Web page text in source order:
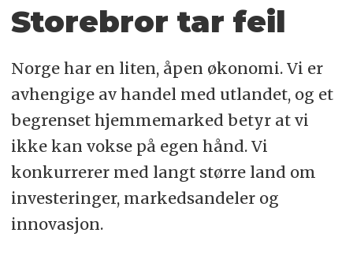
Storebror tar feil
Norge har en liten, åpen økonomi. Vi er
avhengige av handel med utlandet, og et
begrenset hjemmemarked betyr at vi
ikke kan vokse på egen hånd. Vi
konkurrerer med langt større land om
investeringer, markedsandeler og
innovasjon.